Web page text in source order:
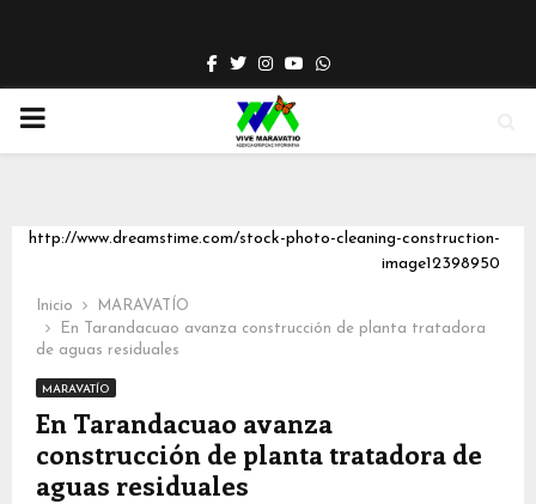
Facebook
TwitterInstagram
YoutubeWhatsapp
PRIMARY
http://www.dreamstime.com/stock-photo-cleaning-construction-
image12398950
Inicio
MARAVATÍO
En Tarandacuao avanza construcción de planta tratadora
de aguas residuales
MARAVATÍO
En Tarandacuao avanza
construcción de planta tratadora de
aguas residuales